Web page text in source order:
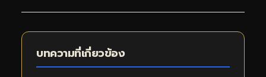
บทความที่เกี่ยวข้อง